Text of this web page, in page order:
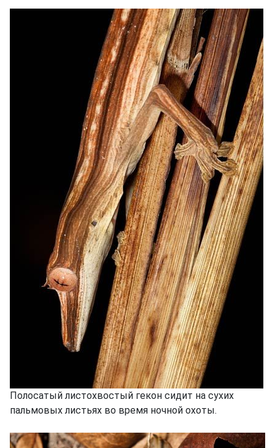
Полосатый листохвостый гекон сидит на сухих
пальмовых листьях во время ночной охоты.